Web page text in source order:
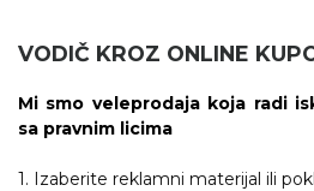
VODIČ KROZ ONLINE
Mi smo veleprodaja koja radi
sa pravnim licima
1. Izaberite reklamni materijal ili